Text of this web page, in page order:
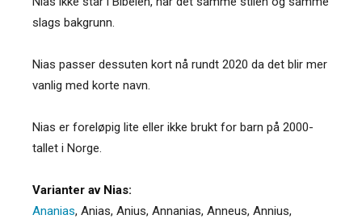
slags bakgrunn.
Nias passer dessuten kort nå rundt 2020 da det blir mer
vanlig med korte navn.
Nias er foreløpig lite eller ikke brukt for barn på 2000-
tallet i Norge.
Varianter av Nias:
Ananias, Anias, Anius, Annanias, Anneus, Annius,